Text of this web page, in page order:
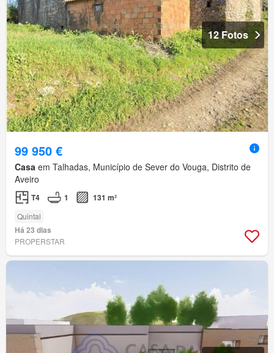
12 Fotos
99 950 €
Casa em Talhadas, Município de Sever do Vouga, Distrito de
Aveiro
T4 1 131 m²
Quintal
Há 23 dias
PROPERSTAR